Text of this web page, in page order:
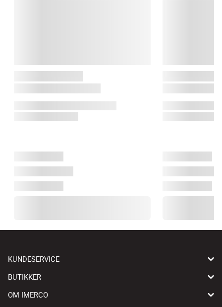
KUNDESERVICE
BUTIKKER
OM IMERCO